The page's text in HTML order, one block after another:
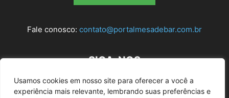
Usamos cookies em nosso site para oferecer a você a
experiência mais relevante, lembrando suas preferências e
Fale conosco: contato@portalmesadebar.com.br
SIGA-NOS